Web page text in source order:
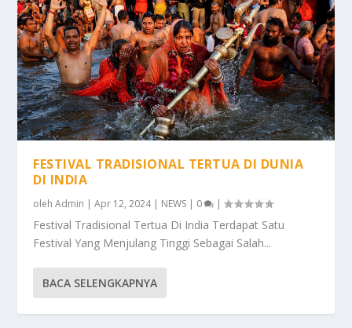
FESTIVAL TRADISIONAL TERTUA DI DUNIA
DI INDIA
olehAdmin |Apr 12, 2024| NEWS | 0 |
Festival Tradisional Tertua Di India Terdapat Satu
Festival Yang Menjulang Tinggi Sebagai Salah...
BACA SELENGKAPNYA